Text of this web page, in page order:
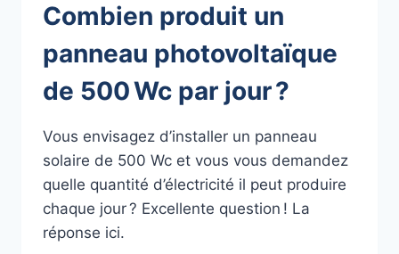
Combien produit un
panneau photovoltaïque
de 500 Wc par jour ?
Vous envisagez d’installer un panneau
solaire de 500 Wc et vous vous demandez
quelle quantité d’électricité il peut produire
chaque jour ? Excellente question ! La
réponse ici.